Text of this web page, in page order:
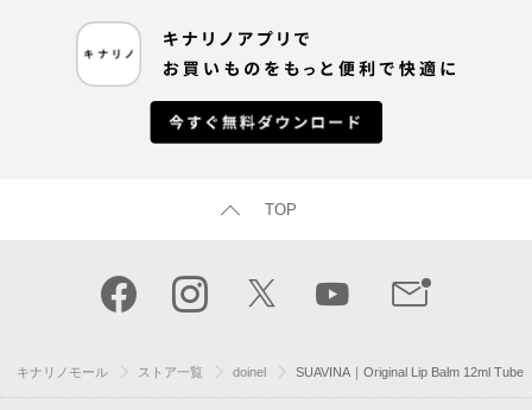
TOP
キナリノモール ストア一覧 doinel SUAVINA｜Original Lip Balm 12ml Tube